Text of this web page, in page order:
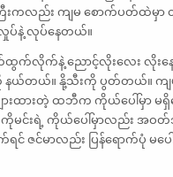
းကလည်း ကျမ စောက်ပတ်ထဲမှ
လှုပ်နဲ့ လုပ်နေတယ်။
က်နဲ့ ညောင့်လိုးလေး လိုးနေ
နယ်တယ်။ နို့သီးကို ပွတ်တယ်။ ကျ
ားထားတဲ့ ထဘီက ကိုယ်ပေါ်မှာ မ
ကိုမင်းရဲ့ ကိုယ်ပေါ်မှာလည်း အဝ
ဇင်မာလည်း ပြန်ရောက်ပုံ မပ